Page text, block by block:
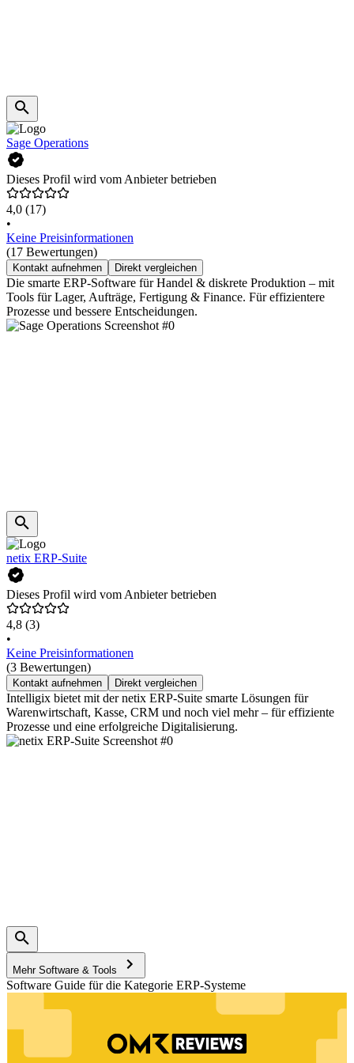
Sage Operations
Dieses Profil wird vom Anbieter betrieben
4,0 (17)
•
Keine Preisinformationen
(17 Bewertungen)
Kontakt aufnehmen Direkt vergleichen
Die smarte ERP-Software für Handel & diskrete Produktion – mit
Tools für Lager, Aufträge, Fertigung & Finance. Für effizientere
Prozesse und bessere Entscheidungen.
netix ERP-Suite
Dieses Profil wird vom Anbieter betrieben
4,8 (3)
•
Keine Preisinformationen
(3 Bewertungen)
Kontakt aufnehmen Direkt vergleichen
Intelligix bietet mit der netix ERP-Suite smarte Lösungen für
Warenwirtschaft, Kasse, CRM und noch viel mehr – für effiziente
Prozesse und eine erfolgreiche Digitalisierung.
Mehr Software & Tools
Software Guide für die Kategorie ERP-Systeme